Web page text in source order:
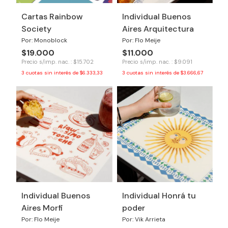
Cartas Rainbow
Society
Por: Monoblock
$19.000
Precio s/imp. nac. : $15.702
3 cuotas sin interés de $6.333,33
Individual Buenos
Aires Arquitectura
Por: Flo Meije
$11.000
Precio s/imp. nac. : $9.091
3 cuotas sin interés de $3.666,67
Individual Buenos
Aires Morfi
Por: Flo Meije
Individual Honrá tu
poder
Por: Vik Arrieta